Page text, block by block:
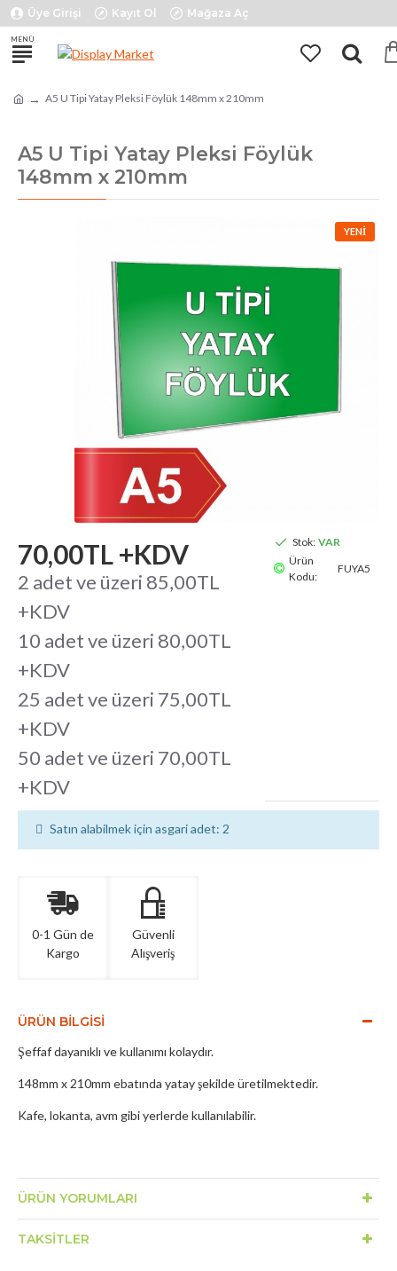
Üye Girişi Kayıt Ol Mağaza Aç
A5 U Tipi Yatay Pleksi Föylük 148mm x 210mm
A5 U Tipi Yatay Pleksi Föylük
148mm x 210mm
YENI
70,00TL +KDV
2 adet ve üzeri 85,00TL
+KDV
10 adet ve üzeri 80,00TL
+KDV
25 adet ve üzeri 75,00TL
+KDV
50 adet ve üzeri 70,00TL
+KDV
Stok: VAR
Ürün
Kodu:
FUYA5
Satın alabilmek için asgari adet: 2
0-1 Gün de
Kargo
Güvenli
Alışveriş
ÜRÜN BILGISI
Şeffaf dayanıklı ve kullanımı kolaydır.
148mm x 210mm ebatında yatay şekilde üretilmektedir.
Kafe, lokanta, avm gibi yerlerde kullanılabilir.
ÜRÜN YORUMLARI
TAKSITLER